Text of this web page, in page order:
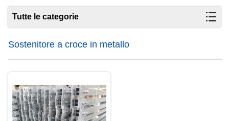
Tutte le categorie
Sostenitore a croce in metallo